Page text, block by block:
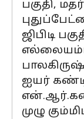
பகுதி,
ஜிபிடி
ஐயர்
முழு